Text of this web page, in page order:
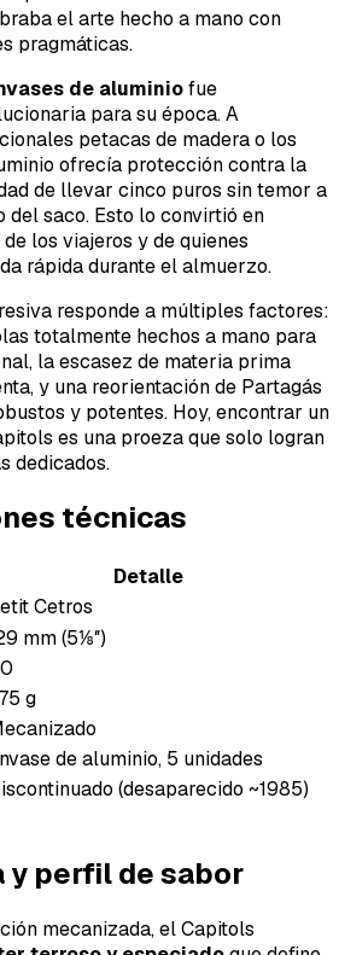
el arte hecho a mano con
pragmáticas.
de aluminiofue
para su época. A
petacas de madera o los
ofrecía protección contra la
de llevar cinco puros sin temor a
saco. Esto lo convirtió en
los viajeros y de quienes
rápida durante el almuerzo.
responde a múltiples factores:
totalmente hechos a mano para
la escasez de materia prima
y una reorientación de Partagás
y potentes. Hoy, encontrar un
es una proeza que solo logran
dedicados.
técnicas
Detalle
Cetros
mm (5⅛″)
g
de aluminio, 5 unidades
(desaparecido ~1985)
y perfil de sabor
mecanizada, el Capitols